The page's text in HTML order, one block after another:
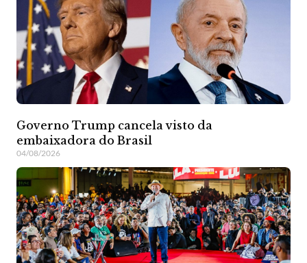
Governo Trump cancela visto da
embaixadora do Brasil
04/08/2026